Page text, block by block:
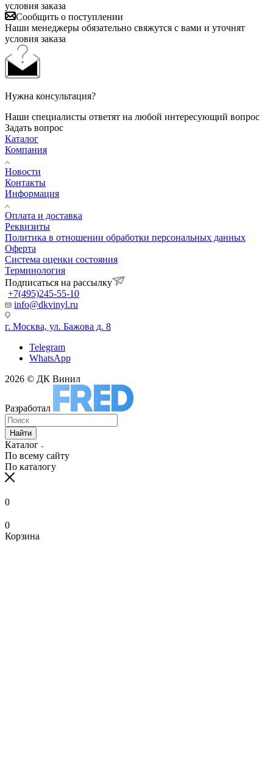
условия заказа
Сообщить о поступлении
Наши менеджеры обязательно свяжутся с вами и уточнят
условия заказа
Нужна консультация?
Наши специалисты ответят на любой интересующий вопрос
Задать вопрос
Каталог
Компания
Новости
Контакты
Информация
Оплата и доставка
Реквизиты
Политика в отношении обработки персональных данных
Оферта
Система оценки состояния
Терминология
Подписаться на рассылку
+7(495)245-55-10
info@dkvinyl.ru
г. Москва, ул. Бажова д. 8
Telegram
WhatsApp
2026 © ДК Винил
Разработал
Найти
Каталог
По всему сайту
По каталогу
0
0
Корзина